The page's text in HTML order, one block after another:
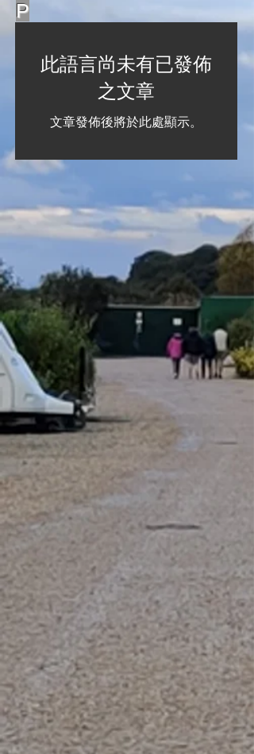
P
此語言尚未有已發佈
之文章
文章發佈後將於此處顯示。